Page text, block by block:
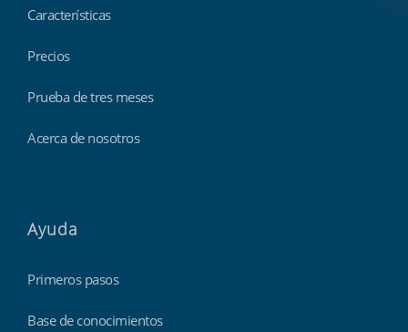
Características
Precios
Prueba de tres meses
Acerca de nosotros
Ayuda
Primeros pasos
Base de conocimientos